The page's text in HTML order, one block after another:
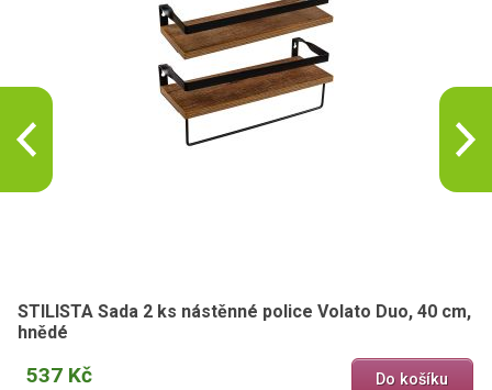
STILISTA Sada 2 ks nástěnné police Volato Duo, 40 cm,
hnědé
537 Kč Do košíku